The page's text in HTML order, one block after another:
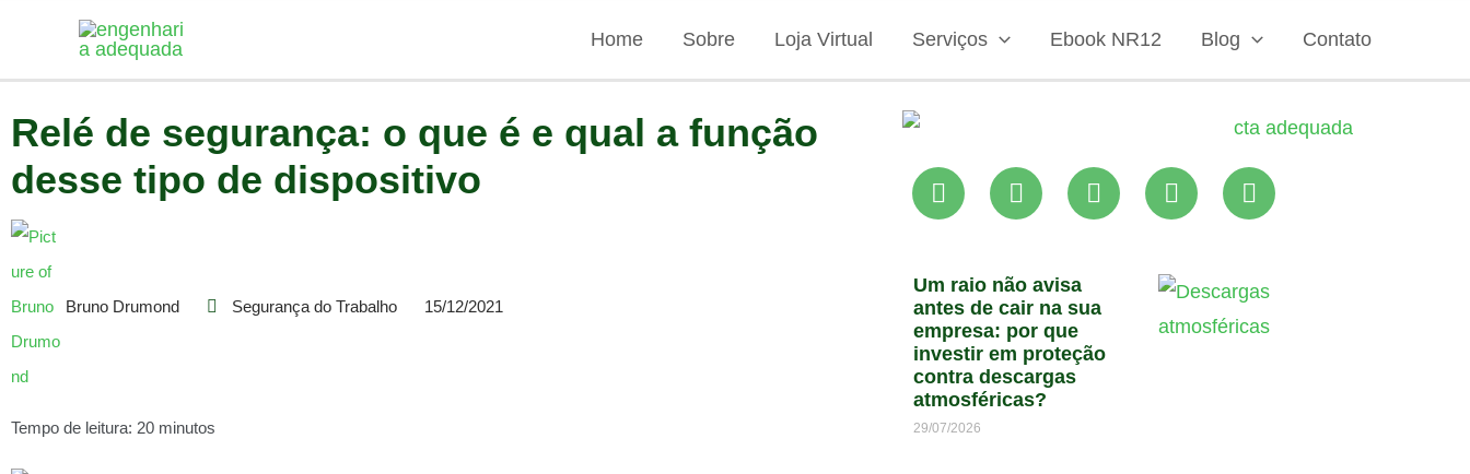
Home Sobre Loja Virtual Serviços Ebook NR12 Blog Contato
Relé de segurança: o que é e qual a função
desse tipo de dispositivo
Bruno Drumond Segurança do Trabalho 15/12/2021
Tempo de leitura: 20 minutos
Um raio não avisa
antes de cair na sua
empresa: por que
investir em proteção
contra descargas
atmosféricas?
29/07/2026